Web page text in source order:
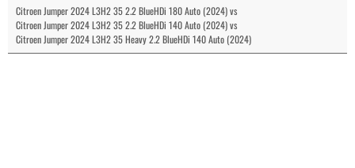
Citroen Jumper 2024 L3H2 35 2.2 BlueHDi 180 Auto (2024) vs
Citroen Jumper 2024 L3H2 35 2.2 BlueHDi 140 Auto (2024) vs
Citroen Jumper 2024 L3H2 35 Heavy 2.2 BlueHDi 140 Auto (2024)